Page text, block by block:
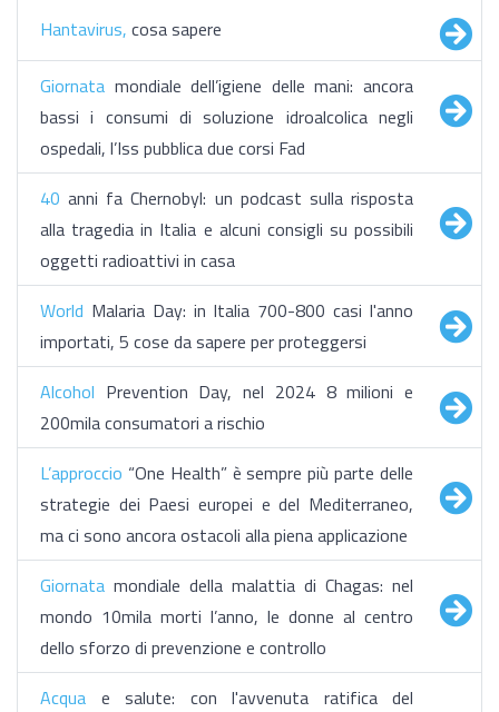
Hantavirus, cosa sapere
Giornata mondiale dell’igiene delle mani: ancora
bassi i consumi di soluzione idroalcolica negli
ospedali, l’Iss pubblica due corsi Fad
40 anni fa Chernobyl: un podcast sulla risposta
alla tragedia in Italia e alcuni consigli su possibili
oggetti radioattivi in casa
World Malaria Day: in Italia 700-800 casi l'anno
importati, 5 cose da sapere per proteggersi
Alcohol Prevention Day, nel 2024 8 milioni e
200mila consumatori a rischio
L’approccio “One Health” è sempre più parte delle
strategie dei Paesi europei e del Mediterraneo,
ma ci sono ancora ostacoli alla piena applicazione
Giornata mondiale della malattia di Chagas: nel
mondo 10mila morti l’anno, le donne al centro
dello sforzo di prevenzione e controllo
Acqua e salute: con l'avvenuta ratifica del